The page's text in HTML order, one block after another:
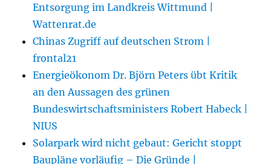
Entsorgung im Landkreis Wittmund |
Wattenrat.de
Chinas Zugriff auf deutschen Strom |
frontal21
Energieökonom Dr. Björn Peters übt Kritik
an den Aussagen des grünen
Bundeswirtschaftsministers Robert Habeck |
NIUS
Solarpark wird nicht gebaut: Gericht stoppt
Baupläne vorläufig – Die Gründe |